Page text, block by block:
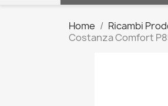
Home Ricambi
Costanza Comfort